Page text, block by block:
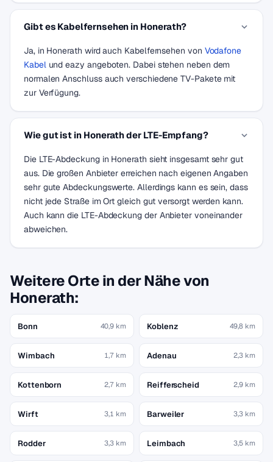
Gibt es Kabelfernsehen in Honerath?
Ja, in Honerath wird auch Kabelfernsehen von Vodafone
Kabelund eazy angeboten. Dabei stehen neben dem
normalen Anschluss auch verschiedene TV-Pakete mit
zur Verfügung.
Wie gut ist in Honerath der LTE-Empfang?
Die LTE-Abdeckung in Honerath sieht insgesamt sehr gut
aus. Die großen Anbieter erreichen nach eigenen Angaben
sehr gute Abdeckungswerte. Allerdings kann es sein, dass
nicht jede Straße im Ort gleich gut versorgt werden kann.
Auch kann die LTE-Abdeckung der Anbieter voneinander
abweichen.
Weitere Orte in der Nähe von
Honerath:
Bonn 40,9 km Koblenz 49,8 km
Wimbach 1,7 km Adenau 2,3 km
Kottenborn 2,7 km Reifferscheid 2,9 km
Wirft 3,1 km Barweiler 3,3 km
Rodder 3,3 km Leimbach 3,5 km